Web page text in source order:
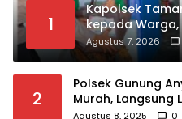
1
Kapolsek
kepada Warga,
Sosial
Agustus 7, 2026
2
Polsek Gunung
Murah, Langsung
Agustus 8, 2025 0